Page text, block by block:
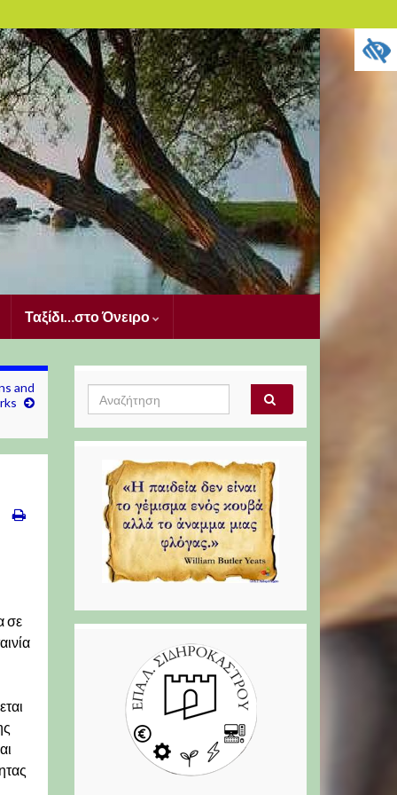
Ταξίδι…στο Όνειρο
and
σε
Search
for: